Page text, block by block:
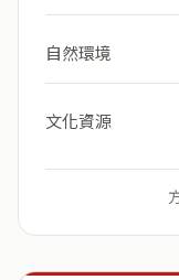
自然環境
文化資源